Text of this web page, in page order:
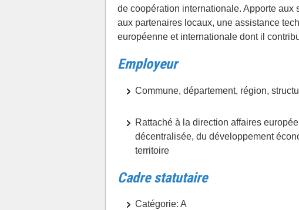
de coopération internationale. Apporte
aux partenaires locaux, une assistance
européenne et internationale dont il
Employeur
Commune, département, région,
Rattaché à la direction affaires
décentralisée, du développement
territoire
Cadre statutaire
Catégorie: A